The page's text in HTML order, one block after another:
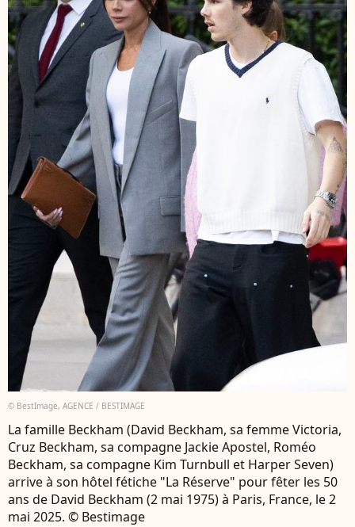
© BestImage, AGENCE / BESTIMAGE
La famille Beckham (David Beckham, sa femme Victoria,
Cruz Beckham, sa compagne Jackie Apostel, Roméo
Beckham, sa compagne Kim Turnbull et Harper Seven)
arrive à son hôtel fétiche "La Réserve" pour fêter les 50
ans de David Beckham (2 mai 1975) à Paris, France, le 2
mai 2025. © Bestimage